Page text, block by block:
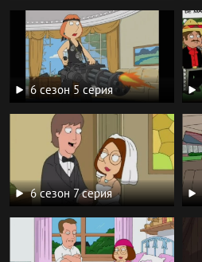
6 сезон 5 серия
6 сезон 7 серия